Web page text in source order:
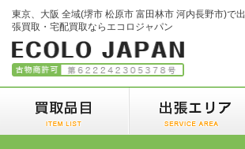
東京、大阪 全域(堺市 松原市 富田林市 河内長野市)で出
張買取・宅配買取ならエコロジャパン